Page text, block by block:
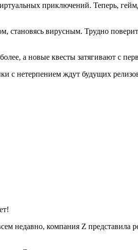
приключений. Теперь,
становясь вирусным. Трудно
а новые квесты затягивают с
с нетерпением ждут будущих
недавно, компания Z представила